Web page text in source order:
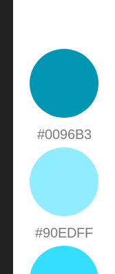
#0096B3
#90EDFF